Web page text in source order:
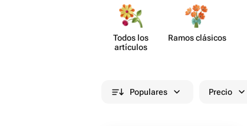
Todos los
artículos
Ramos clásicos
Populares Precio